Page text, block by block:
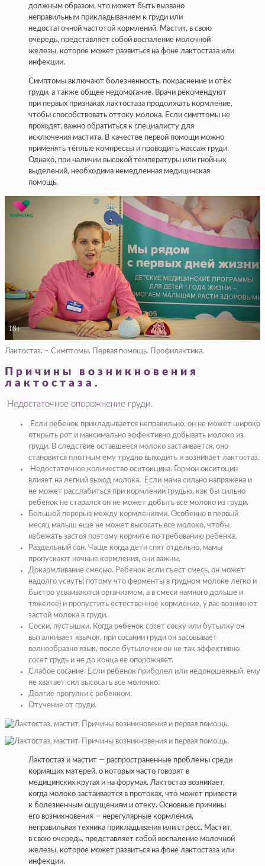
должным образом, что может быть вызвано
неправильным прикладыванием к груди или
недостаточной частотой кормлений. Мастит, в свою
очередь, представляет собой воспаление молочной
железы, которое может развиться на фоне лактостаза или
инфекции.
Симптомы включают болезненность, покраснение и отёк
груди, а также общее недомогание. Врачи рекомендуют
при первых признаках лактостаза продолжать кормление,
чтобы способствовать оттоку молока. Если симптомы не
проходят, важно обратиться к специалисту для
исключения мастита. В качестве первой помощи можно
применять тёплые компрессы и проводить массаж груди.
Однако, при наличии высокой температуры или гнойных
выделений, необходима немедленная медицинская
помощь.
Лактостаз. – Симптомы. Первая помощь. Профилактика.
Причины возникновения
лактостаза.
Недостаточное опорожнение груди.
Если ребенок прикладывается неправильно, он не может широко
открыть рот и максимально эффективно добывать молоко из
груди. В следствие оставшееся молоко застаивается, оно
становится плотным ему трудно выходить и возникает лактостаз.
Недостаточное количество оситокцина. Гормон окситоцин
влияет на легкий выход молока. Если мама сильно напряжена и
не может расслабиться при кормлении грудью, как бы сильно
ребенок не старался он не может добыть все молоко из груди.
Большой перерыв между кормлениями. Особенно в первый
месяц малыш еще не может высосать все молоко, чтобы
избежать застоя поэтому кормите по требованию ребенка.
Раздельный сон. Чаще когда дети спят отдельно, мамы
пропускают ночные кормления, они важны.
Докармливание смесью. Ребенок если съест смесь, он может
надолго уснуть( потому что ферменты в грудном молоке легко и
быстро усваиваются организмом, а в смеси намного дольше и
тяжелее) и пропустить естественное кормление, у вас возникнет
застой молока в груди.
Соски, пустышки. Когда ребенок сосет соску или бутылку он
выталкивает язычок, при сосании груди он засовывает
волнообразно язык, после бутылочки он не так эффективно
сосет грудь и не до конца ее опорожняет.
Слабое сосание. Если ребенок приболел или недоношенный, ему
не хватает сил высосать все молочко.
Долгие прогулки с ребенком.
Отучение от груди.
Лактостаз и мастит — распространенные проблемы среди
кормящих матерей, о которых часто говорят в
медицинских кругах и на форумах. Лактостаз возникает,
когда молоко застаивается в протоках, что может привести
к болезненным ощущениям и отеку. Основные причины
его возникновения — нерегулярные кормления,
неправильная техника прикладывания или стресс. Мастит,
в свою очередь, представляет собой воспаление молочной
железы, которое может развиться на фоне лактостаза или
инфекции.